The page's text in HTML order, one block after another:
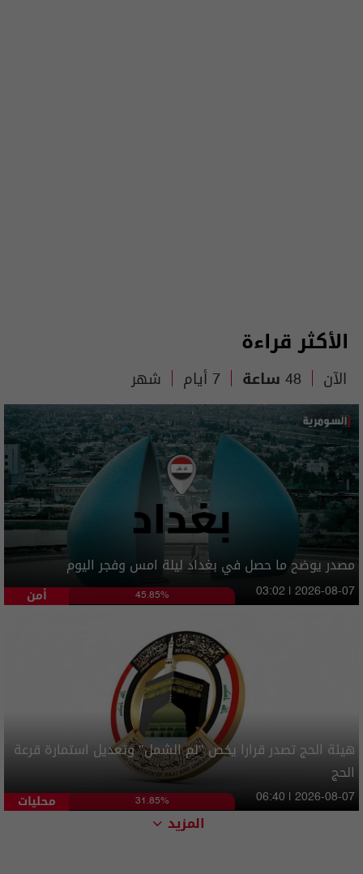
الأكثر قراءة
الآن 48 ساعة 7 أيام شهر
مصدر يوضح ما حصل في بغداد ليلة امس وفجر اليوم
أمن 45.85% 03:02 | 2026-08-07
هيئة الحج تصدر قرارا يخص "لم الشمل" وتعديل استمارة قرعة
الحج
محليات 31.85% 06:40 | 2026-08-07
المزيد